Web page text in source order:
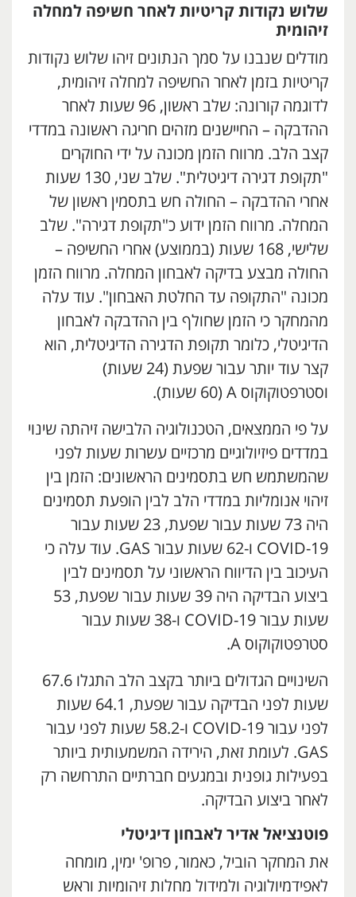
שלוש נקודות קריטיות לאחר חשיפה למחלה
זיהומית
מודלים שנבנו על סמך הנתונים זיהו שלוש נקודות
קריטיות בזמן לאחר החשיפה למחלה זיהומית,
לדוגמה קורונה: שלב ראשון, 96 שעות לאחר
ההדבקה – החיישנים מזהים חריגה ראשונה במדדי
קצב הלב. מרווח הזמן מכונה על ידי החוקרים
"תקופת דגירה דיגיטלית". שלב שני, 130 שעות
אחרי ההדבקה – החולה חש בתסמין ראשון של
המחלה. מרווח הזמן ידוע כ"תקופת דגירה". שלב
שלישי, 168 שעות (בממוצע) אחרי החשיפה –
החולה מבצע בדיקה לאבחון המחלה. מרווח הזמן
מכונה "התקופה עד החלטת האבחון". עוד עלה
מהמחקר כי הזמן שחולף בין ההדבקה לאבחון
הדיגיטלי, כלומר תקופת הדגירה הדיגיטלית, הוא
קצר עוד יותר עבור שפעת (24 שעות)
וסטרפטוקוקוס A (60 שעות).
על פי הממצאים, הטכנולוגיה הלבישה זיהתה שינוי
במדדים פיזיולוגיים מרכזיים עשרות שעות לפני
שהמשתמש חש בתסמינים הראשונים: הזמן בין
זיהוי אנומליות במדדי הלב לבין הופעת תסמינים
היה 73 שעות עבור שפעת, 23 שעות עבור
COVID-19 ו-62 שעות עבור GAS. עוד עלה כי
העיכוב בין הדיווח הראשוני על תסמינים לבין
ביצוע הבדיקה היה 39 שעות עבור שפעת, 53
שעות עבור COVID-19 ו-38 שעות עבור
סטרפטוקוקוס A.
השינויים הגדולים ביותר בקצב הלב התגלו 67.6
שעות לפני הבדיקה עבור שפעת, 64.1 שעות
לפני עבור COVID-19 ו-58.2 שעות לפני עבור
GAS. לעומת זאת, הירידה המשמעותית ביותר
בפעילות גופנית ובמגעים חברתיים התרחשה רק
לאחר ביצוע הבדיקה.
פוטנציאל אדיר לאבחון דיגיטלי
את המחקר הוביל, כאמור, פרופ' ימין, מומחה
לאפידמיולוגיה ולמידול מחלות זיהומיות וראש